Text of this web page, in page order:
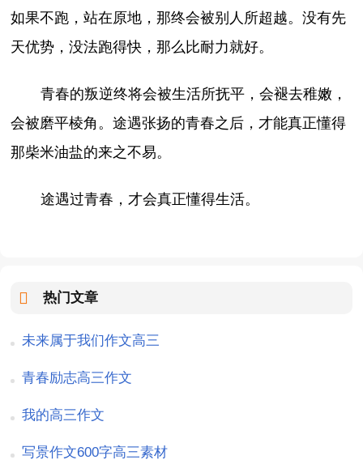
如果不跑，站在原地，那终会被别人所超越。没有先
天优势，没法跑得快，那么比耐力就好。
青春的叛逆终将会被生活所抚平，会褪去稚嫩，
会被磨平棱角。途遇张扬的青春之后，才能真正懂得
那柴米油盐的来之不易。
途遇过青春，才会真正懂得生活。
热门文章
未来属于我们作文高三
青春励志高三作文
我的高三作文
写景作文600字高三素材